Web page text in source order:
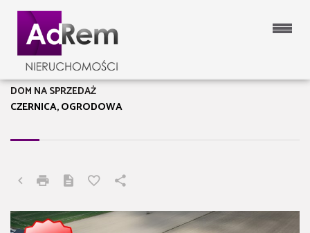
CZERNICA, OGRODOWA
DOM NA SPRZEDAŻ